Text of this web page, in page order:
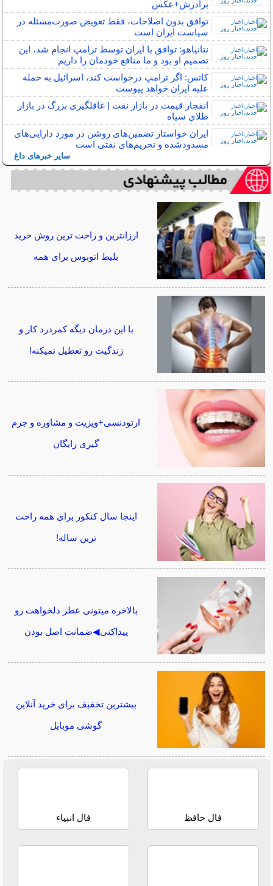
برادرش+عکس
توافق بدون اصلاحات، فقط تعویض صورت‌مسئله در
سیاست ایران است
نتانیاهو: توافق با ایران توسط ترامپ انجام شد، این
تصمیم او بود و ما منافع خودمان را داریم
کاتس: اگر ترامپ درخواست کند، اسرائیل به حمله
علیه ایران خواهد پیوست
انفجار قیمت در بازار نفت | غافلگیری بزرگ در بازار
طلای سیاه
ایران خواستار تضمین‌های روشن در مورد دارایی‌های
مسدودشده و تحریم‌های نفتی است
سایر خبرهای داغ
ارزانترین و راحت ترین روش خرید
بلیط اتوبوس برای همه
با این درمان دیگه کمردرد کار و
زندگیت رو تعطیل نمیکنه!
ارتودنسی+ویزیت و مشاوره و جرم
گیری رایگان
اینجا سال کنکور برای همه راحت
ترین ساله!
بالاخره میتونی عطر دلخواهت رو
پیداکنی◀ضمانت اصل بودن
بیشترین تخفیف برای خرید آنلاین
گوشی موبایل
فال حافظ فال انبیاء